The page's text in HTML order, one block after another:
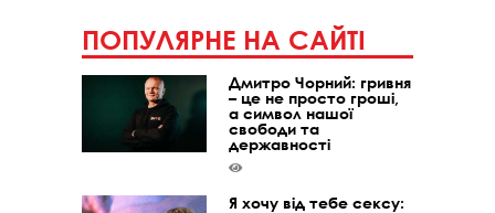
ПОПУЛЯРНЕ НА САЙТІ
Дмитро Чорний: гривня
– це не просто гроші,
а символ нашої
свободи та
державності
Я хочу від тебе сексу: